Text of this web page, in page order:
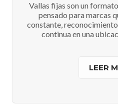
Vallas fijas son un
pensado para marcas
constante,
continua en una
LEER